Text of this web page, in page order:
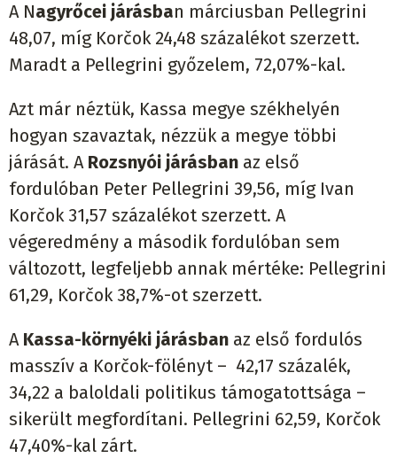
A Nagyrőcei járásban márciusban Pellegrini
48,07, míg Korčok 24,48 százalékot szerzett.
Maradt a Pellegrini győzelem, 72,07%-kal.
Azt már néztük, Kassa megye székhelyén
hogyan szavaztak, nézzük a megye többi
járását. A Rozsnyói járásban az első
fordulóban Peter Pellegrini 39,56, míg Ivan
Korčok 31,57 százalékot szerzett. A
végeredmény a második fordulóban sem
változott, legfeljebb annak mértéke: Pellegrini
61,29, Korčok 38,7%-ot szerzett.
AKassa-környéki járásban az első fordulós
masszív a Korčok-fölényt – 42,17 százalék,
34,22 a baloldali politikus támogatottsága –
sikerült megfordítani. Pellegrini 62,59, Korčok
47,40%-kal zárt.